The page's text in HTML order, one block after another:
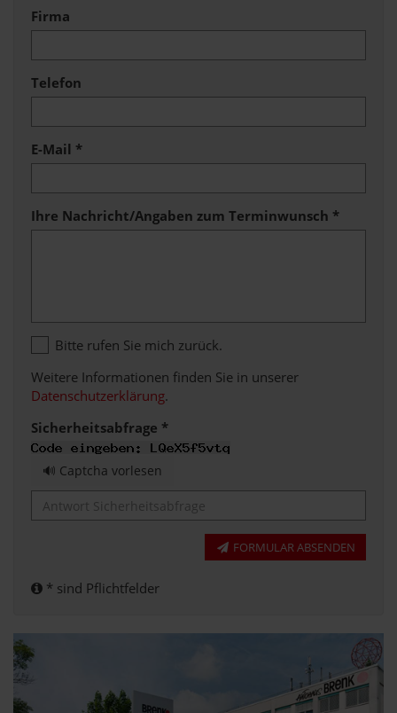
Firma
Telefon
E-Mail *
Ihre Nachricht/Angaben zum Terminwunsch *
Bitte rufen Sie mich zurück.
Weitere Informationen finden Sie in unserer
Datenschutzerklärung.
Sicherheitsabfrage *
🔊 Captcha vorlesen
FORMULAR ABSENDEN
* sind Pflichtfelder